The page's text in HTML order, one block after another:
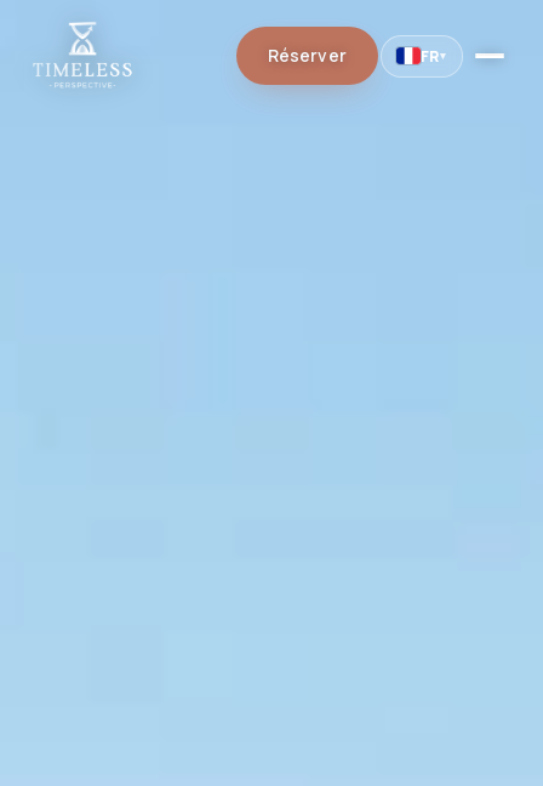
Réserver FR▾